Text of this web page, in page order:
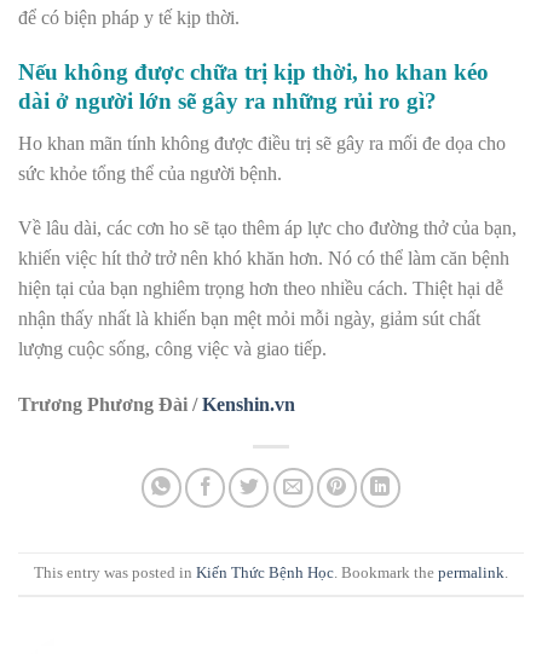
để có biện pháp y tế kịp thời.
Nếu không được chữa trị kịp thời, ho khan kéo
dài ở người lớn sẽ gây ra những rủi ro gì?
Ho khan mãn tính không được điều trị sẽ gây ra mối đe dọa cho
sức khỏe tổng thể của người bệnh.
Về lâu dài, các cơn ho sẽ tạo thêm áp lực cho đường thở của bạn,
khiến việc hít thở trở nên khó khăn hơn. Nó có thể làm căn bệnh
hiện tại của bạn nghiêm trọng hơn theo nhiều cách. Thiệt hại dễ
nhận thấy nhất là khiến bạn mệt mỏi mỗi ngày, giảm sút chất
lượng cuộc sống, công việc và giao tiếp.
Trương Phương Đài /Kenshin.vn
This entry was posted in Kiến Thức Bệnh Học. Bookmark the permalink.